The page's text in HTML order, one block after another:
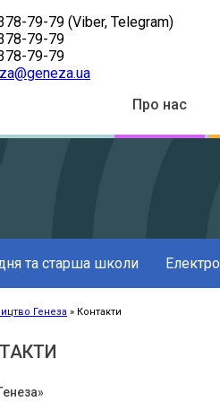
79-79 (Viber, Telegram)
79-79
79-79
Top
Menu
Про нас
та старша школи
Генеза Контакти